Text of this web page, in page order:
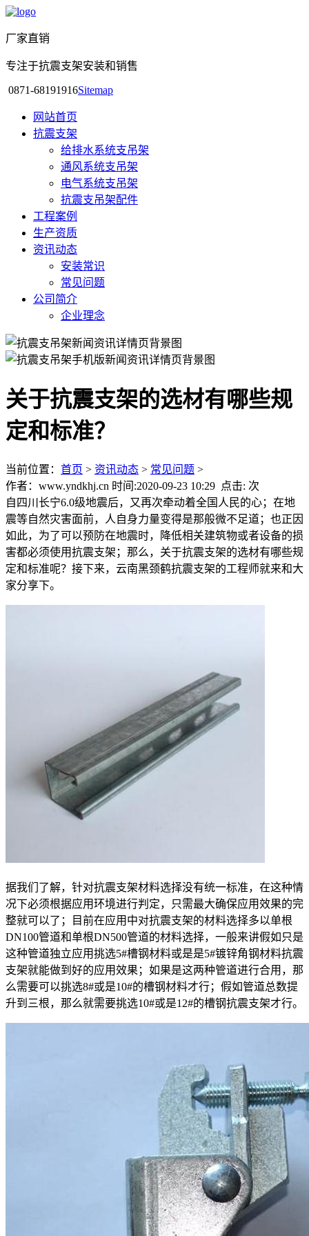
厂家直销
专注于抗震支架安装和销售
0871-68191916Sitemap
网站首页
抗震支架
给排水系统支吊架
通风系统支吊架
电气系统支吊架
抗震支吊架配件
工程案例
生产资质
资讯动态
安装常识
常见问题
公司简介
企业理念
关于抗震支架的选材有哪些规
定和标准？
当前位置： 首页 > 资讯动态 > 常见问题 >
作者：www.yndkhj.cn 时间:2020-09-23 10:29 点击: 次
自四川长宁6.0级地震后，又再次牵动着全国人民的心；在地
震等自然灾害面前，人自身力量变得是那般微不足道；也正因
如此，为了可以预防在地震时，降低相关建筑物或者设备的损
害都必须使用抗震支架；那么，关于抗震支架的选材有哪些规
定和标准呢？接下来，云南黑颈鹤抗震支架的工程师就来和大
家分享下。
据我们了解，针对抗震支架材料选择没有统一标准，在这种情
况下必须根据应用环境进行判定，只需最大确保应用效果的完
整就可以了；目前在应用中对抗震支架的材料选择多以单根
DN100管道和单根DN500管道的材料选择，一般来讲假如只是
这种管道独立应用挑选5#槽钢材料或是是5#镀锌角钢材料抗震
支架就能做到好的应用效果；如果是这两种管道进行合用，那
么需要可以挑选8#或是10#的槽钢材料才行；假如管道总数提
升到三根，那么就需要挑选10#或是12#的槽钢抗震支架才行。